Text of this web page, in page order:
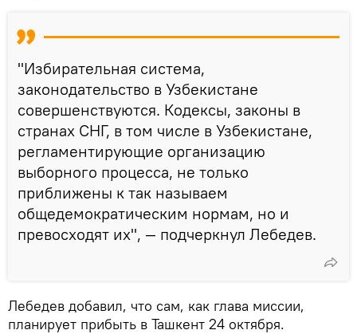
"Избирательная система,
законодательство в Узбекистане
совершенствуются. Кодексы, законы в
странах СНГ, в том числе в Узбекистане,
регламентирующие организацию
выборного процесса, не только
приближены к так называем
общедемократическим нормам, но и
превосходят их", — подчеркнул Лебедев.
Лебедев добавил, что сам, как глава миссии,
планирует прибыть в Ташкент 24 октября.